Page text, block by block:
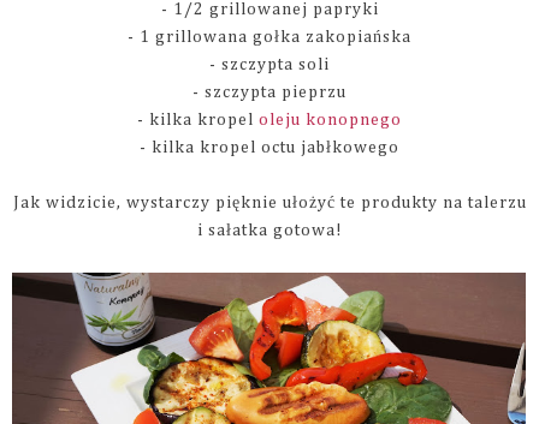
- 1/2 grillowanej papryki
- 1 grillowana gołka zakopiańska
- szczypta soli
- szczypta pieprzu
- kilka kropel oleju konopnego
- kilka kropel octu jabłkowego
Jak widzicie, wystarczy pięknie ułożyć te produkty na talerzu
i sałatka gotowa!